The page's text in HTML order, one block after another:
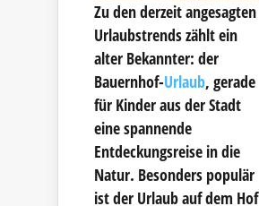
Zu den derzeit angesagten
Urlaubstrends zählt ein
alter Bekannter: der
Bauernhof-Urlaub, gerade
für Kinder aus der Stadt
eine spannende
Entdeckungsreise in die
Natur. Besonders populär
ist der Urlaub auf dem Hof